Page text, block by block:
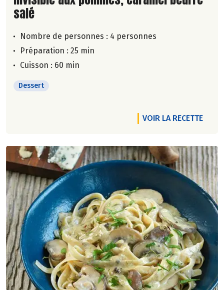
salé
Nombre de personnes : 4 personnes
Préparation : 25 min
Cuisson : 60 min
Dessert
VOIR LA RECETTE